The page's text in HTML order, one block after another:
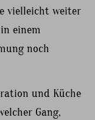
vielleicht weiter
einem
noch
und Küche
Gang,